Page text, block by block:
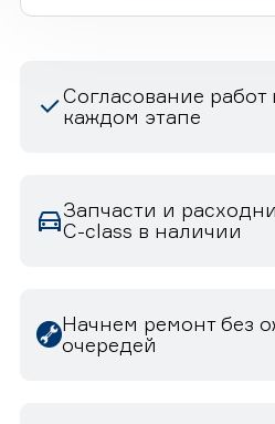
Согласование
каждом этапе
Запчасти и
C-class в наличии
Начнем ремонт без
очередей